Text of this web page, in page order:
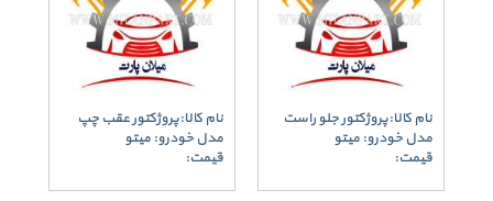
نام کالا:پروژکتور جلو راست
مدل خودرو: میتو
قیمت:
نام کالا:پروژکتور عقب چپ
مدل خودرو: میتو
قیمت: